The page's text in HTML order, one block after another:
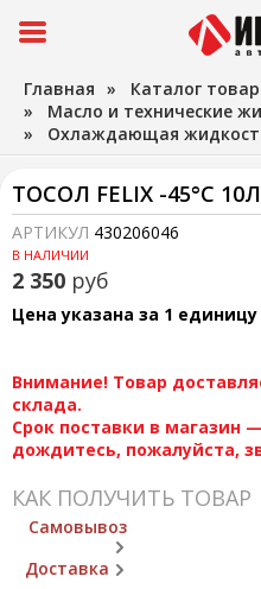
Главная » Каталог
» Масло и технические
» Охлаждающая
ТОСОЛ FELIX -45°С
АРТИКУЛ 430206046
В НАЛИЧИИ
2 350 руб
Цена указана за 1
Внимание! Товар
склада.
Срок поставки в магазин
дождитесь, пожалуйста,
КАК ПОЛУЧИТЬ ТОВАР
Самовывоз
Доставка